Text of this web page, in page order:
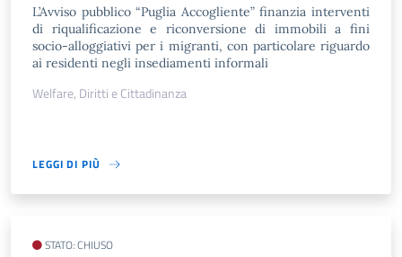
L’Avviso pubblico “Puglia Accogliente” finanzia interventi
di riqualificazione e riconversione di immobili a fini
socio-alloggiativi per i migranti, con particolare riguardo
ai residenti negli insediamenti informali
Welfare, Diritti e Cittadinanza
LEGGI DI PIÙ
STATO: CHIUSO